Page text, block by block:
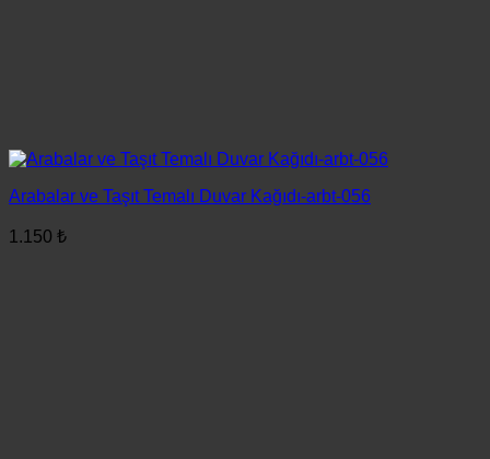
Arabalar ve Taşıt Temalı Duvar Kağıdı-arbt-056
1.150 ₺